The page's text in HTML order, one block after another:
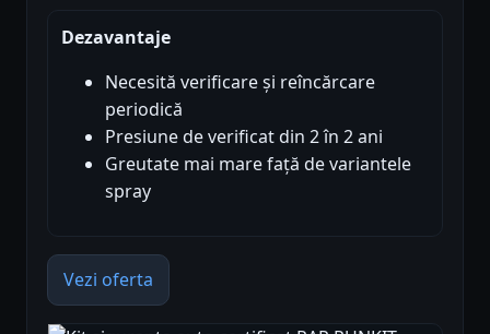
Dezavantaje
Necesită verificare și reîncărcare
periodică
Presiune de verificat din 2 în 2 ani
Greutate mai mare față de variantele
spray
Vezi oferta